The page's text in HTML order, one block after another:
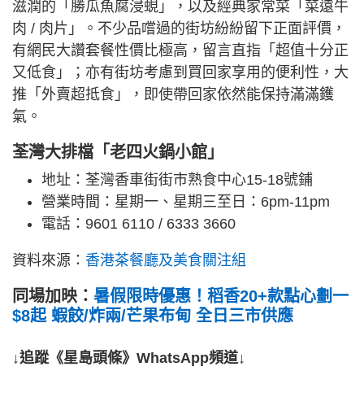
滋潤的「勝瓜魚腐浸蜆」，以及經典家常菜「菜遠牛
肉 / 肉片」。不少品嚐過的街坊紛紛留下正面評價，
有網民大讚套餐性價比極高，留言直指「超值十分正
又低食」；亦有街坊考慮到買回家享用的便利性，大
推「外賣超抵食」，即使帶回家依然能保持滿滿鑊
氣。
荃灣大排檔「老四火鍋小館」
地址：荃灣香車街街市熟食中心15-18號鋪
營業時間：星期一、星期三至日：6pm-11pm
電話：9601 6110 / 6333 3660
資料來源： 香港茶餐廳及美食關注組
同場加映： 暑假限時優惠！稻香20+款點心劃一
$8起 蝦餃/炸兩/芒果布甸 全日三市供應
↓追蹤《星島頭條》WhatsApp頻道↓